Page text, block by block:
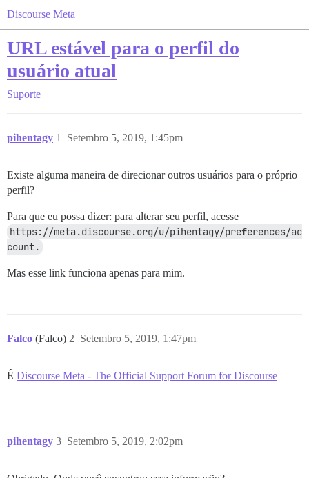
Discourse Meta
URL estável para o perfil do
usuário atual
Suporte
pihentagy Setembro 5, 2019, 1:45pm
1
Existe alguma maneira de direcionar outros usuários para o próprio
perfil?
Para que eu possa dizer: para alterar seu perfil, acesse
https://meta.discourse.org/u/pihentagy/preferences/ac
count.
Mas esse link funciona apenas para mim.
Falco (Falco) Setembro 5, 2019, 1:47pm
2
É Discourse Meta - The Official Support Forum for Discourse
pihentagy Setembro 5, 2019, 2:02pm
3